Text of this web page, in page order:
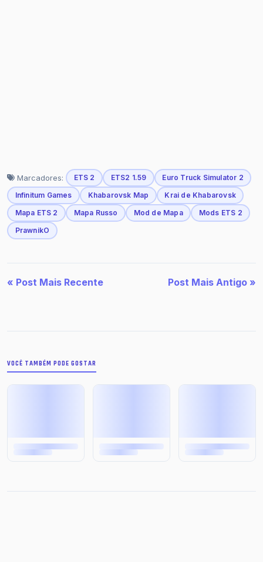
Marcadores: ETS 2 ETS2 1.59
Euro Truck Simulator 2
Infinitum Games
Khabarovsk Map
Krai de Khabarovsk
Mapa ETS 2
Mapa Russo Mod de Mapa
Mods ETS 2
PrawnikO
« Post Mais Recente Post Mais Antigo »
VOCÊ TAMBÉM PODE GOSTAR